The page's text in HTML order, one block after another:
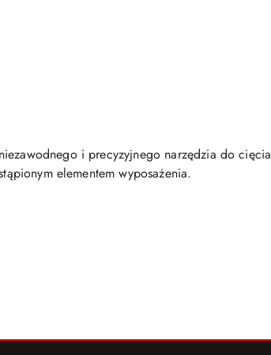
i precyzyjnego narzędzia do cięcia
elementem wyposażenia.